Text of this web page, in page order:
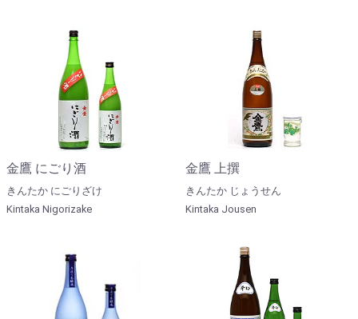
金鷹 にごり酒
きんたか にごりざけ
Kintaka Nigorizake
金鷹 上撰
きんたか じょうせん
Kintaka Jousen